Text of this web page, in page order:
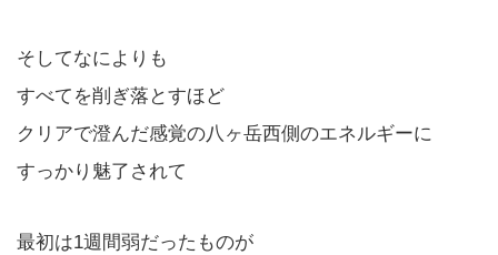
そしてなによりも
すべてを削ぎ落とすほど
クリアで澄んだ感覚の八ヶ岳西側のエネルギーに
すっかり魅了されて
最初は1週間弱だったものが